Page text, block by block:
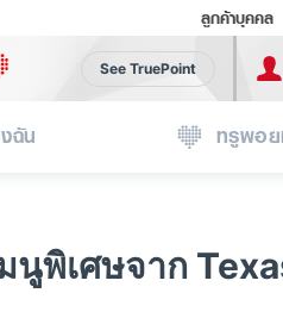
ลูกค้าบุคคล
See TruePoint
ฉัน ทรูพอ
นูพิเศษจาก